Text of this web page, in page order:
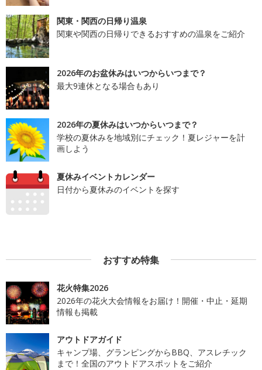
関東・関西の日帰り温泉
関東や関西の日帰りできるおすすめの温泉をご紹介
2026年のお盆休みはいつからいつまで？
最大9連休となる場合もあり
2026年の夏休みはいつからいつまで？
学校の夏休みを地域別にチェック！夏レジャーを計
画しよう
夏休みイベントカレンダー
日付から夏休みのイベントを探す
おすすめ特集
花火特集2026
2026年の花火大会情報をお届け！開催・中止・延期
情報も掲載
アウトドアガイド
キャンプ場、グランピングからBBQ、アスレチック
まで！全国のアウトドアスポットをご紹介